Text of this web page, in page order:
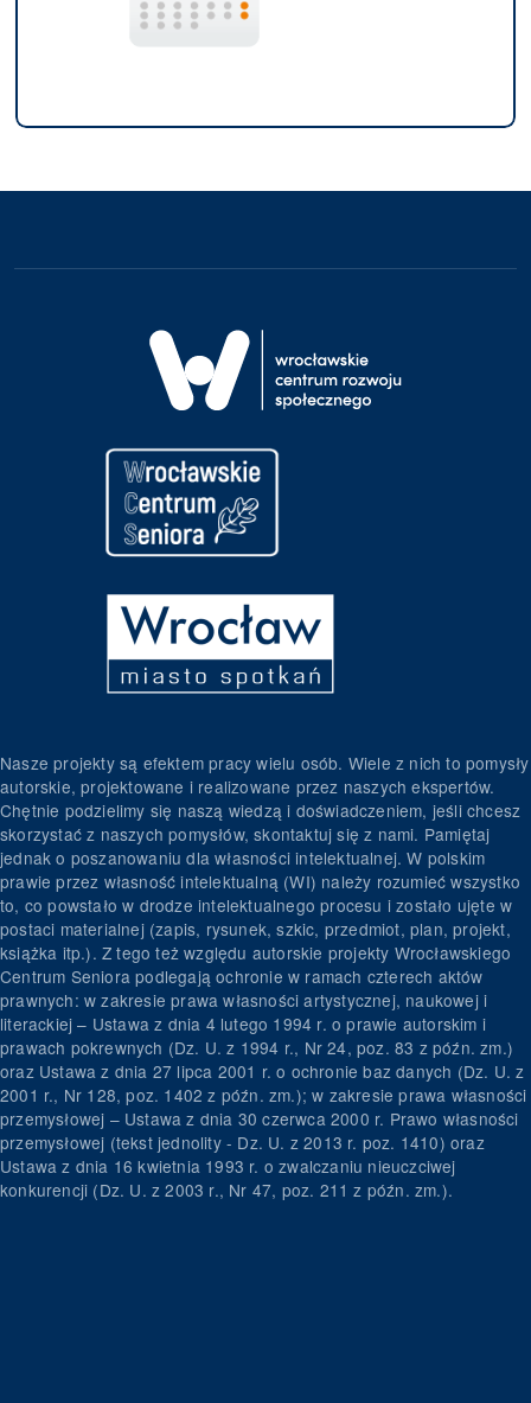
Nasze projekty są efektem pracy wielu osób. Wiele z nich to pomysły
autorskie, projektowane i realizowane przez naszych ekspertów.
Chętnie podzielimy się naszą wiedzą i doświadczeniem, jeśli chcesz
skorzystać z naszych pomysłów, skontaktuj się z nami. Pamiętaj
jednak o poszanowaniu dla własności intelektualnej. W polskim
prawie przez własność intelektualną (WI) należy rozumieć wszystko
to, co powstało w drodze intelektualnego procesu i zostało ujęte w
postaci materialnej (zapis, rysunek, szkic, przedmiot, plan, projekt,
książka itp.). Z tego też względu autorskie projekty Wrocławskiego
Centrum Seniora podlegają ochronie w ramach czterech aktów
prawnych: w zakresie prawa własności artystycznej, naukowej i
literackiej – Ustawa z dnia 4 lutego 1994 r. o prawie autorskim i
prawach pokrewnych (Dz. U. z 1994 r., Nr 24, poz. 83 z późn. zm.)
oraz Ustawa z dnia 27 lipca 2001 r. o ochronie baz danych (Dz. U. z
2001 r., Nr 128, poz. 1402 z późn. zm.); w zakresie prawa własności
przemysłowej – Ustawa z dnia 30 czerwca 2000 r. Prawo własności
przemysłowej (tekst jednolity - Dz. U. z 2013 r. poz. 1410) oraz
Ustawa z dnia 16 kwietnia 1993 r. o zwalczaniu nieuczciwej
konkurencji (Dz. U. z 2003 r., Nr 47, poz. 211 z późn. zm.).